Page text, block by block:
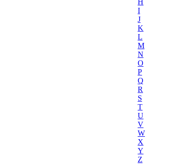
H
I
J
K
L
M
N
O
P
Q
R
S
T
U
V
W
X
Y
Z